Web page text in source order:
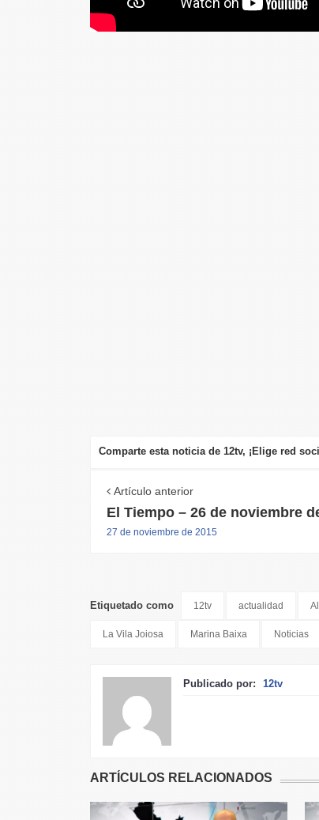
Comparte esta noticia de 12tv, ¡Elige red
Artículo anterior
El Tiempo – 26 de noviembre
27 de noviembre de 2015
Etiquetado como 12tv actualidad
La Vila Joiosa Marina Baixa Noticias
Publicado por: 12tv
ARTÍCULOS RELACIONADOS